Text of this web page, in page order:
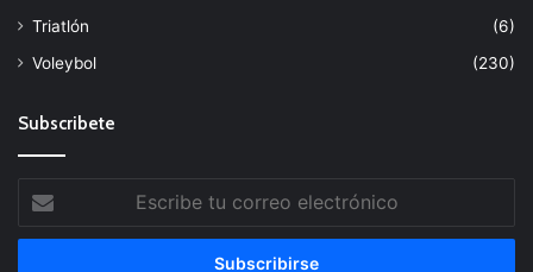
Triatlón
(6)
Voleybol
(230)
Subscribete
tu
correo